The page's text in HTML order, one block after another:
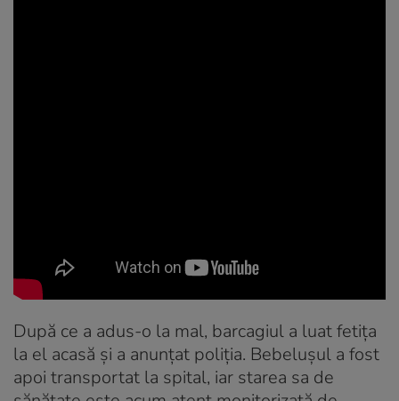
După ce a adus-o la mal, barcagiul a luat fetița
la el acasă și a anunțat poliția. Bebelușul a fost
apoi transportat la spital, iar starea sa de